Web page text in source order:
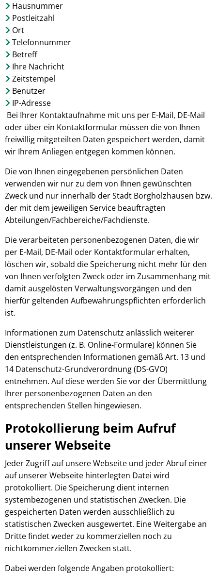
Hausnummer
Postleitzahl
Ort
Telefonnummer
Betreff
Ihre Nachricht
Zeitstempel
Benutzer
IP-Adresse
Bei Ihrer Kontaktaufnahme mit uns per E-Mail, DE-Mail
oder über ein Kontaktformular müssen die von Ihnen
freiwillig mitgeteilten Daten gespeichert werden, damit
wir Ihrem Anliegen entgegen kommen können.
Die von Ihnen eingegebenen persönlichen Daten
verwenden wir nur zu dem von Ihnen gewünschten
Zweck und nur innerhalb der Stadt Borgholzhausen bzw.
der mit dem jeweiligen Service beauftragten
Abteilungen/Fachbereiche/Fachdienste.
Die verarbeiteten personenbezogenen Daten, die wir
per E-Mail, DE-Mail oder Kontaktformular erhalten,
löschen wir, sobald die Speicherung nicht mehr für den
von Ihnen verfolgten Zweck oder im Zusammenhang mit
damit ausgelösten Verwaltungsvorgängen und den
hierfür geltenden Aufbewahrungspflichten erforderlich
ist.
Informationen zum Datenschutz anlässlich weiterer
Dienstleistungen (z. B. Online-Formulare) können Sie
den entsprechenden Informationen gemäß Art. 13 und
14 Datenschutz-Grundverordnung (DS-GVO)
entnehmen. Auf diese werden Sie vor der Übermittlung
Ihrer personenbezogenen Daten an den
entsprechenden Stellen hingewiesen.
Protokollierung beim Aufruf
unserer Webseite
Jeder Zugriff auf unsere Webseite und jeder Abruf einer
auf unserer Webseite hinterlegten Datei wird
protokolliert. Die Speicherung dient internen
systembezogenen und statistischen Zwecken. Die
gespeicherten Daten werden ausschließlich zu
statistischen Zwecken ausgewertet. Eine Weitergabe an
Dritte findet weder zu kommerziellen noch zu
nichtkommerziellen Zwecken statt.
Dabei werden folgende Angaben protokolliert: